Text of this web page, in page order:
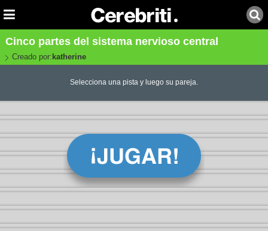
Cinco partes del sistema nervioso central
Creado por: katherine
Selecciona una pista y luego su pareja.